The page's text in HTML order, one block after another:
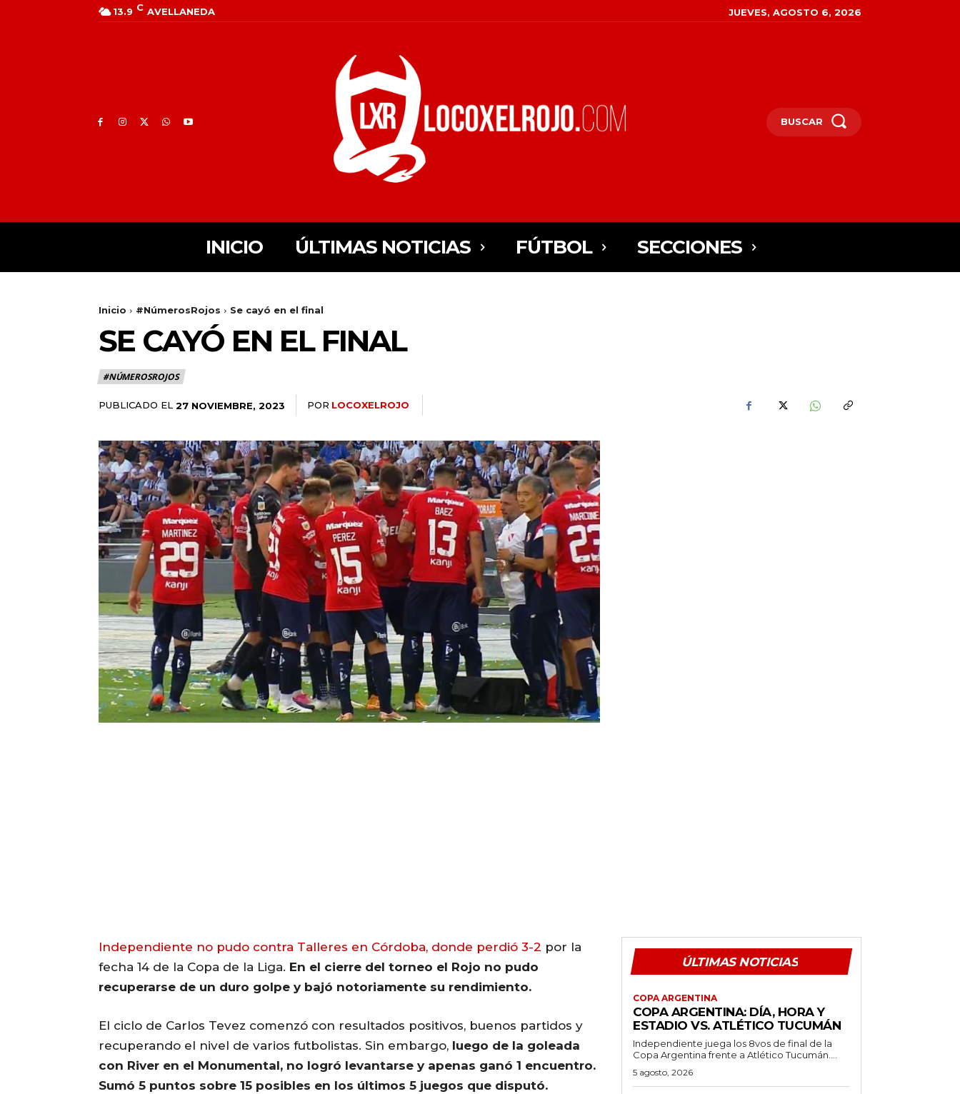
13.9 C AVELLANEDA JUEVES, AGOSTO 6, 2026
BUSCAR
INICIO ÚLTIMAS NOTICIAS FÚTBOL SECCIONES
Inicio #NúmerosRojos Se cayó en el final
SE CAYÓ EN EL FINAL
#NÚMEROSROJOS
PUBLICADO EL 27 NOVIEMBRE, 2023 POR LOCOXELROJO
Independiente no pudo contra Talleres en Córdoba, donde perdió 3-2 por la
fecha 14 de la Copa de la Liga. En el cierre del torneo el Rojo no pudo
recuperarse de un duro golpe y bajó notoriamente su rendimiento.
El ciclo de Carlos Tevez comenzó con resultados positivos, buenos partidos y
recuperando el nivel de varios futbolistas. Sin embargo, luego de la goleada
con River en el Monumental, no logró levantarse y apenas ganó 1 encuentro.
Sumó 5 puntos sobre 15 posibles en los últimos 5 juegos que disputó.
ÚLTIMAS NOTICIAS
COPA ARGENTINA
COPA ARGENTINA: DÍA, HORA Y
ESTADIO VS. ATLÉTICO TUCUMÁN
Independiente juega los 8vos de final de la
Copa Argentina frente a Atlético Tucumán....
5 agosto, 2026